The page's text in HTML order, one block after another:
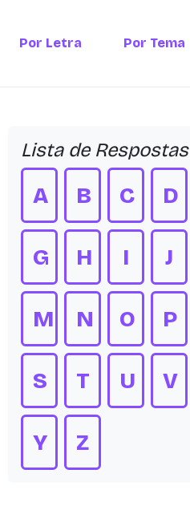
Por Letra Por Tema
Lista de Respostas
A B C D
G H I J
M N O P
S T U V
Y Z